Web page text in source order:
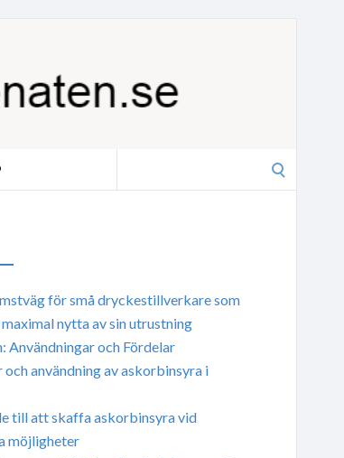
för små dryckestillverkare som
nytta av sin utrustning
Användningar och Fördelar
och användning av askorbinsyra i
till att skaffa askorbinsyra vid
möjligheter